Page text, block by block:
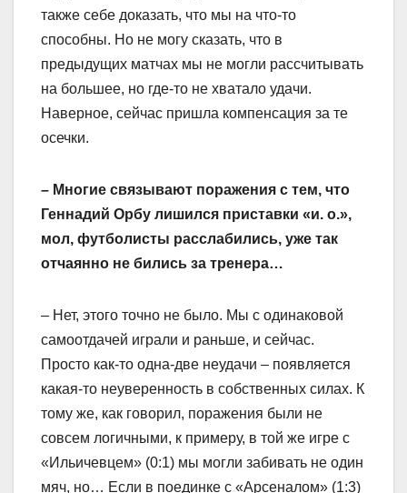
также себе доказать, что мы на что-то
способны. Но не могу сказать, что в
предыдущих матчах мы не могли рассчитывать
на большее, но где-то не хватало удачи.
Наверное, сейчас пришла компенсация за те
осечки.
– Многие связывают поражения с тем, что
Геннадий Орбу лишился приставки «и. о.»,
мол, футболисты расслабились, уже так
отчаянно не бились за тренера…
– Нет, этого точно не было. Мы с одинаковой
самоотдачей играли и раньше, и сейчас.
Просто как-то одна-две неудачи – появляется
какая-то неуверенность в собственных силах. К
тому же, как говорил, поражения были не
совсем логичными, к примеру, в той же игре с
«Ильичевцем» (0:1) мы могли забивать не один
мяч, но… Если в поединке с «Арсеналом» (1:3)